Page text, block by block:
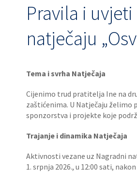
Pravila i
natječaju
Tema i svrha Natječaja
Cijenimo trud pratitelja Ine na
zaštićenima. U Natječaju
sponzorstva i projekte koje
Trajanje i dinamika Natječaja
Aktivnosti vezane uz Nagradni
1. srpnja 2026., u 12:00 sati,